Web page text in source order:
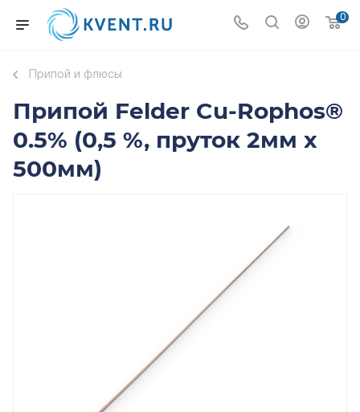
0
Припой и флюсы
Припой Felder Cu-Rophos®
0.5% (0,5 %, пруток 2мм х
500мм)